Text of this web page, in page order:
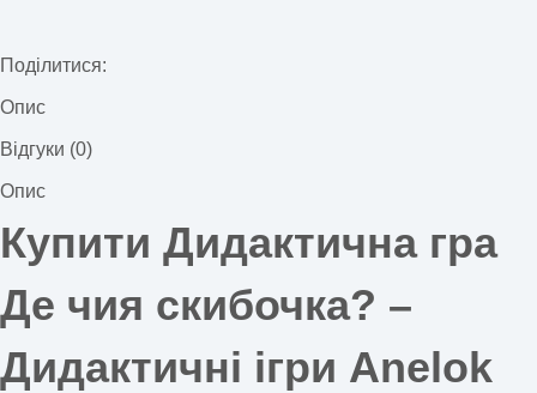
Поділитися:
Опис
Відгуки (0)
Опис
Купити Дидактична гра
Де чия скибочка? –
Дидактичні ігри Anelok